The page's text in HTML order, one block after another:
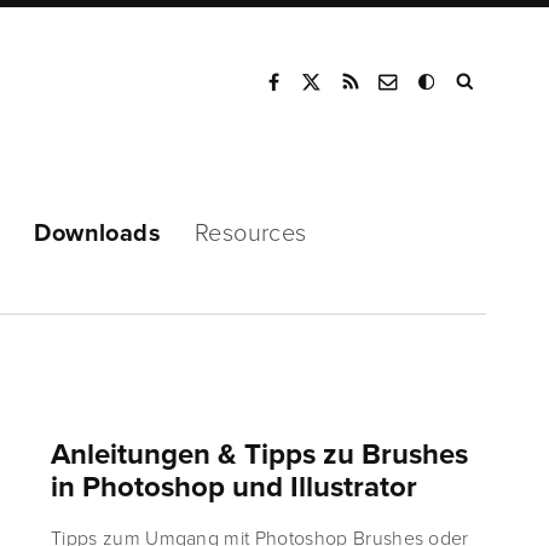
Downloads Resources
Anleitungen & Tipps zu Brushes
in Photoshop und Illustrator
Tipps zum Umgang mit Photoshop Brushes oder